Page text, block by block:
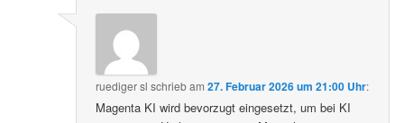
ruediger sl schriebam27. Februar 2026 um 21:00 Uhr:
Magenta KI wird bevorzugt eingesetzt, um bei KI